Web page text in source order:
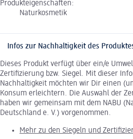
Produkteigenschaften:
Naturkosmetik
Infos zur Nachhaltigkeit des
Dieses Produkt verfügt über ein/e
Zertifizierung bzw. Siegel. Mit dieser
Nachhaltigkeit möchten wir Dir einen
Konsum erleichtern. Die Auswahl der
haben wir gemeinsam mit dem NABU
Deutschland e. V.) vorgenommen.
Mehr zu den Siegeln und